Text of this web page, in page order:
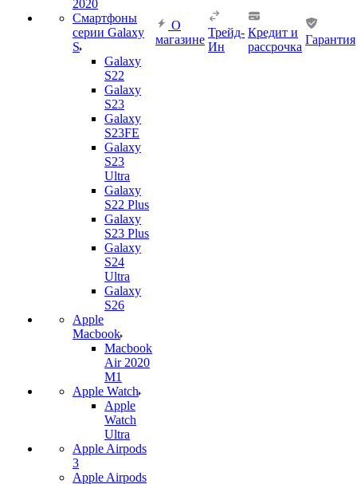
2020
Смартфоны
серии Galaxy
S
Galaxy
S22
Galaxy
S23
Galaxy
S23FE
Galaxy
S23
Ultra
Galaxy
S22 Plus
Galaxy
S23 Plus
Galaxy
S24
Ultra
Galaxy
S26
Apple
Macbook
Macbook
Air 2020
M1
Apple Watch
Apple
Watch
Ultra
Apple Airpods
3
Apple Airpods
О
магазине
Трейд-
Ин
Кредит и
рассрочка
Гарантия